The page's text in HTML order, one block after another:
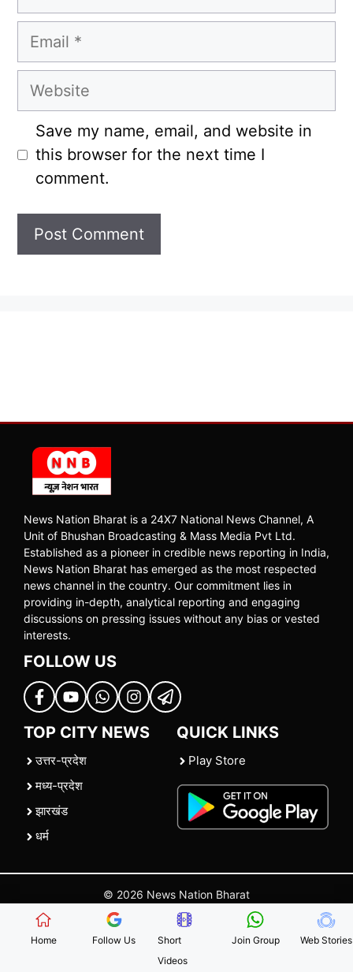
Email
Website
Save my name, email, and website in
this browser for the next time I
comment.
News Nation Bharat is a 24X7 National News Channel, A
Unit of Bhushan Broadcasting & Mass Media Pvt Ltd.
Established as a pioneer in credible news reporting in India,
News Nation Bharat has emerged as the most respected
news channel in the country. Our commitment lies in
providing in-depth, analytical reporting and engaging
discussions on pressing issues without any bias or vested
interests.
FOLLOW US
TOP CITY NEWS
उत्तर-प्रदेश
मध्य-प्रदेश
झारखंड
धर्म
QUICK LINKS
Play Store
© 2026 News Nation Bharat
| |Contact Us |Policies Terms and Conditions
Home Follow Us
Short
Videos
Join Group Web Stories